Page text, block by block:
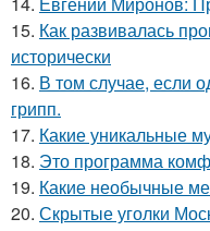
15. Как развивалась
исторически
16. В том случае, если
грипп.
17. Какие уникальные
18. Это программа
19. Какие необычные
20. Скрытые уголки